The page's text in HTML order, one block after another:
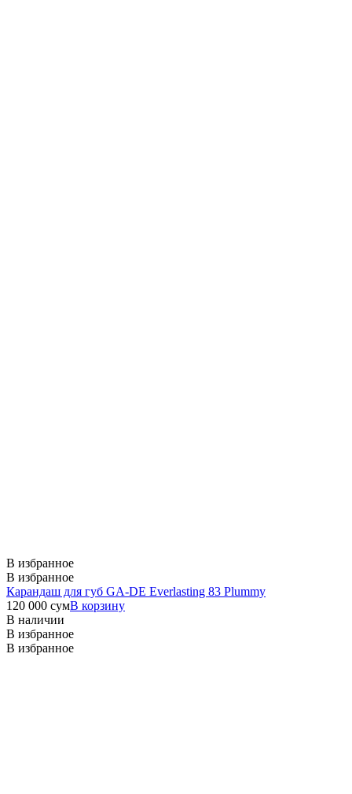
В избранное
В избранное
Карандаш для губ GA-DE Everlasting 83 Plummy
120 000 сумВ корзину
В наличии
В избранное
В избранное